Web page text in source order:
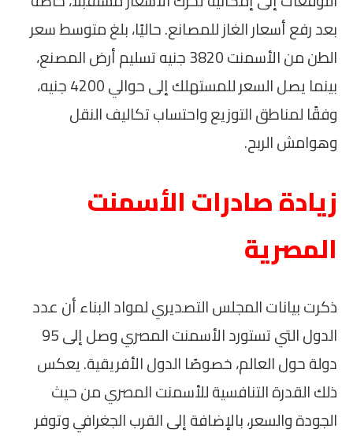
بعد رفع أسعار الغاز للمصانع. حاليًا، بلغ متوسط سعر
الطن من الأسمنت 3820 جنيه تسليم أرض المصنع،
بينما يصل السعر للمستهلك إلى حوالي 4200 جنيه،
وفقًا لمناطق التوزيع واحتساب تكاليف النقل
وهوامش الربح.
زيادة صادرات الأسمنت
المصرية
ذكرت بيانات المجلس التصديري لمواد البناء أن عدد
الدول التي تستورد الأسمنت المصري وصل إلى 95
دولة حول العالم، خصوصًا الدول الأفريقية. يعكس
ذلك القدرة التنافسية للأسمنت المصري من حيث
الجودة والسعر، بالإضافة إلى القرب الجغرافي وتوفر